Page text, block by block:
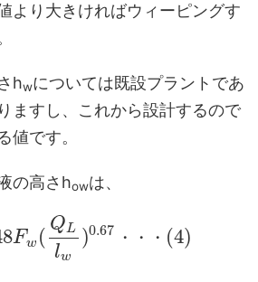
より大きければウィーピングす
hwについては既設プラントであ
ますし、これから設計するので
値です。
の高さhowは、
Fw (
QL
lw
)0.67 ・ ・ ・ (4)